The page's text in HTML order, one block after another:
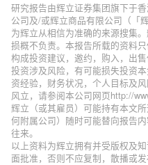
研究报告由辉立证券集团旗下于
公司及/或辉立商品有限公司（「
为辉立从相信为准确的来源搜集
损概不负责。本报告所载的资料
构成投资建议，邀约，购入，出售
投资涉及风险，有可能损失投资
资经验，财务状况，个人目标及
风立，请参阅本公司网页http://
辉立（或其雇员）可能持有本文
何附属公司）随时可能替向报告
往来。
以上资料为辉立拥有并受版权及
面批准，否则不应复制，散播或发